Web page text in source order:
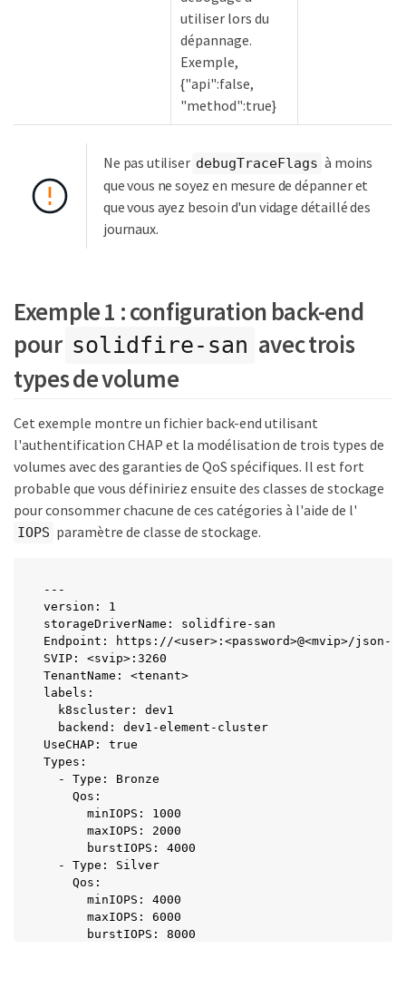
utiliser lors du
dépannage.
Exemple,
{"api":false,
"method":true}
Ne pas utiliser debugTraceFlags à moins
que vous ne soyez en mesure de dépanner et
que vous ayez besoin d'un vidage détaillé des
journaux.
Exemple 1 : configuration back-end
pour solidfire-san avec trois
types de volume
Cet exemple montre un fichier back-end utilisant
l'authentification CHAP et la modélisation de trois types de
volumes avec des garanties de QoS spécifiques. Il est fort
probable que vous définiriez ensuite des classes de stockage
pour consommer chacune de ces catégories à l'aide de l'
IOPS paramètre de classe de stockage.
---
version: 1
storageDriverName: solidfire-san
Endpoint: https://<user>:<password>@<mvip>/json-
SVIP: <svip>:3260
TenantName: <tenant>
labels:
  k8scluster: dev1
  backend: dev1-element-cluster
UseCHAP: true
Types:
  - Type: Bronze
    Qos:
      minIOPS: 1000
      maxIOPS: 2000
      burstIOPS: 4000
  - Type: Silver
    Qos:
      minIOPS: 4000
      maxIOPS: 6000
      burstIOPS: 8000